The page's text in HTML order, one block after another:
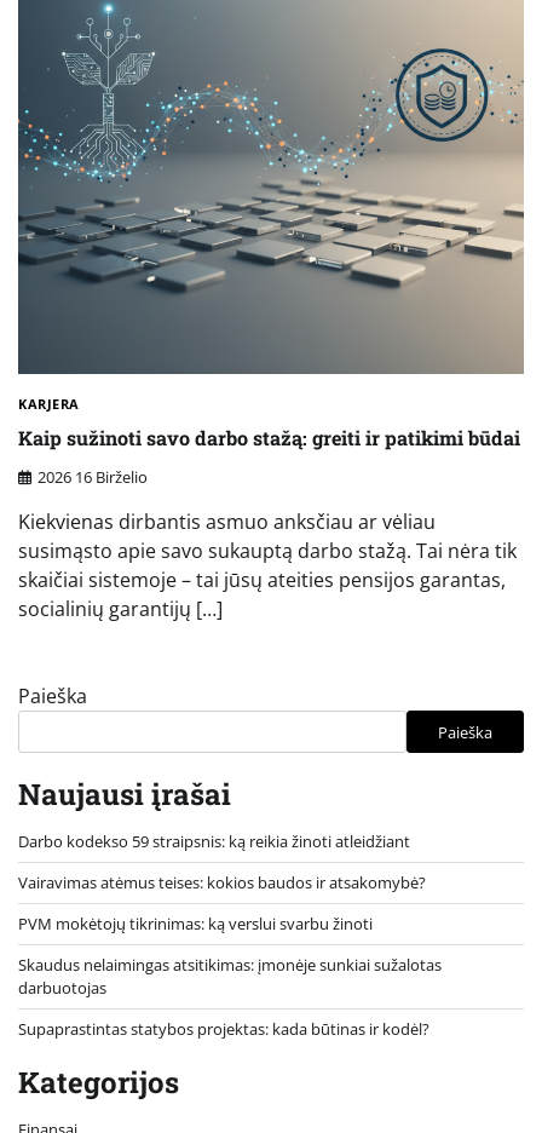
KARJERA
Kaip sužinoti savo darbo stažą: greiti ir patikimi būdai
2026 16 Birželio
Kiekvienas dirbantis asmuo anksčiau ar vėliau
susimąsto apie savo sukauptą darbo stažą. Tai nėra tik
skaičiai sistemoje – tai jūsų ateities pensijos garantas,
socialinių garantijų […]
Paieška
Paieška
Naujausi įrašai
Darbo kodekso 59 straipsnis: ką reikia žinoti atleidžiant
Vairavimas atėmus teises: kokios baudos ir atsakomybė?
PVM mokėtojų tikrinimas: ką verslui svarbu žinoti
Skaudus nelaimingas atsitikimas: įmonėje sunkiai sužalotas
darbuotojas
Supaprastintas statybos projektas: kada būtinas ir kodėl?
Kategorijos